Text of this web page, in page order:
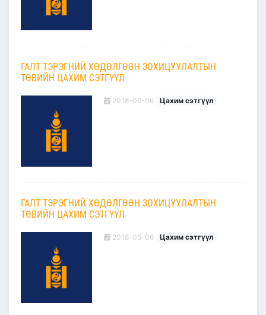
ГАЛТ ТЭРЭГНИЙ ХӨДӨЛГӨӨН ЗОХИЦУУЛАЛТЫН
ТӨВИЙН ЦАХИМ СЭТГҮҮЛ
2018-06-06 Цахим сэтгүүл
ГАЛТ ТЭРЭГНИЙ ХӨДӨЛГӨӨН ЗОХИЦУУЛАЛТЫН
ТӨВИЙН ЦАХИМ СЭТГҮҮЛ
2018-05-06 Цахим сэтгүүл